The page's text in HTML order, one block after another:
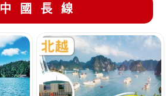
中國長線